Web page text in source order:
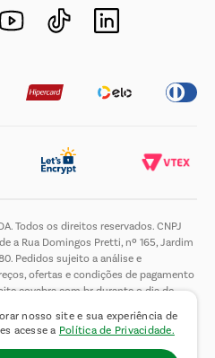
nosso site e sua experiência de
acesse a Política de Privacidade.
Todos os direitos reservados. CNPJ
a Rua Domingos Pretti, nº 165, Jardim
Pedidos sujeito a análise e
ofertas e condições de pagamento
covabra.com.br durante o dia de
por compra por cliente. Não
ilustrativas.É proibida a venda e a
de 18 (dezoito) anos, conforme Lei